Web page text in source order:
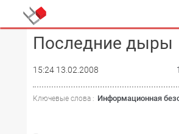
Последние дыры
15:24 13.02.2008
Ключевые слова : Информационная